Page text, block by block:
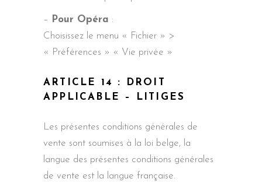
– Pour Opéra :
Choisissez le menu « Fichier » >
« Préférences » « Vie privée »
ARTICLE 14 : DROIT
APPLICABLE – LITIGES
Les présentes conditions générales de
vente sont soumises à la loi belge, la
langue des présentes conditions générales
de vente est la langue française.